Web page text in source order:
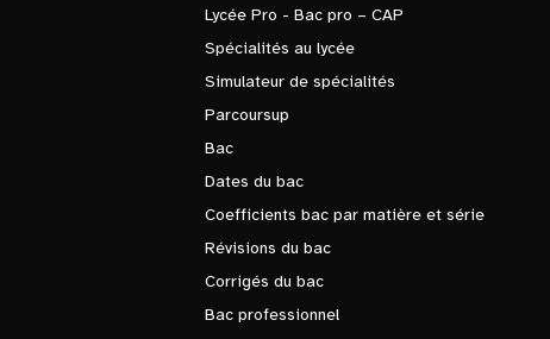
Lycée Pro - Bac pro – CAP
Spécialités au lycée
Simulateur de spécialités
Parcoursup
Bac
Dates du bac
Coefficients bac par matière et série
Révisions du bac
Corrigés du bac
Bac professionnel